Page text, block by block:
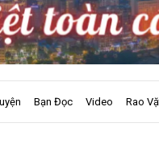
Bạn Đọc Video Rao